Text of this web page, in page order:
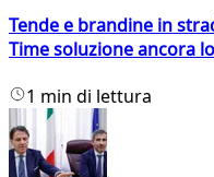
Tende e brandine in
Time soluzione ancora
1 min di lettura